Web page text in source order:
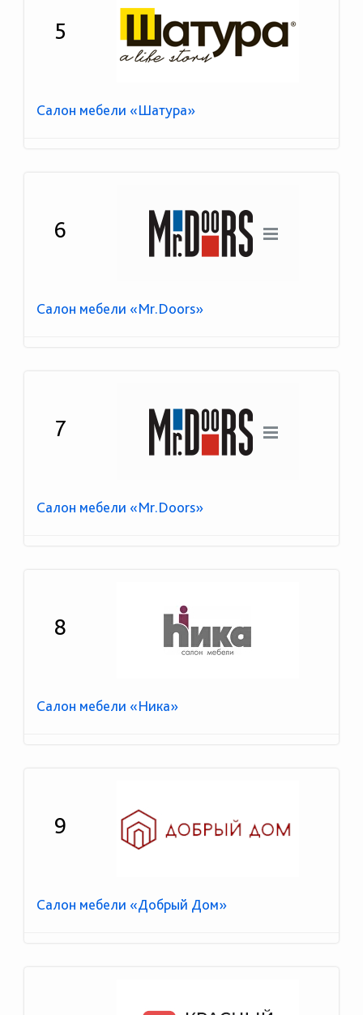
5
Салон мебели «Шатура»
6
Салон мебели «Mr.Doors»
7
Салон мебели «Mr.Doors»
8
Салон мебели «Ника»
9
Салон мебели «Добрый Дом»